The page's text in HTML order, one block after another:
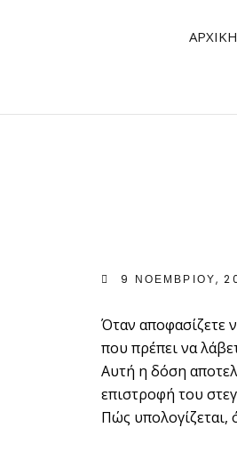
ΑΡΧΙΚΉ
9 ΝΟΕΜΒΡΊΟΥ,
Όταν αποφασίζετε
που πρέπει να
Αυτή η δόση
επιστροφή του
Πώς υπολογίζεται,